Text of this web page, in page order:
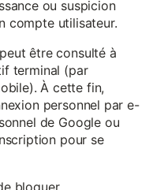
ou suspicion
compte utilisateur.
être consulté à
terminal (par
À cette fin,
personnel par e-
de Google ou
pour se